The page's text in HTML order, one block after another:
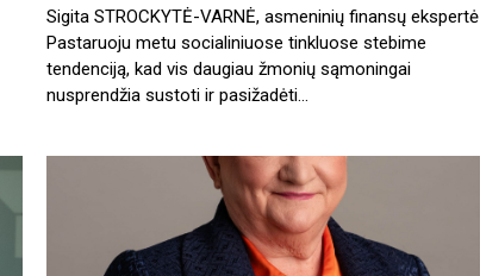
Sigita STROCKYTĖ-VARNĖ, asmeninių finansų ekspertė
Pastaruoju metu socialiniuose tinkluose stebime
tendenciją, kad vis daugiau žmonių sąmoningai
nusprendžia sustoti ir pasižadėti…